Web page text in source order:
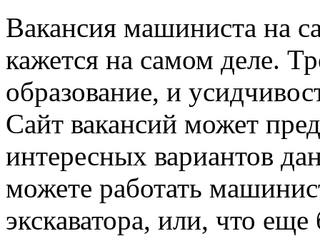
Вакансия машиниста на
кажется на самом деле.
образование, и
Сайт вакансий может
интересных вариантов
можете работать
экскаватора, или, что